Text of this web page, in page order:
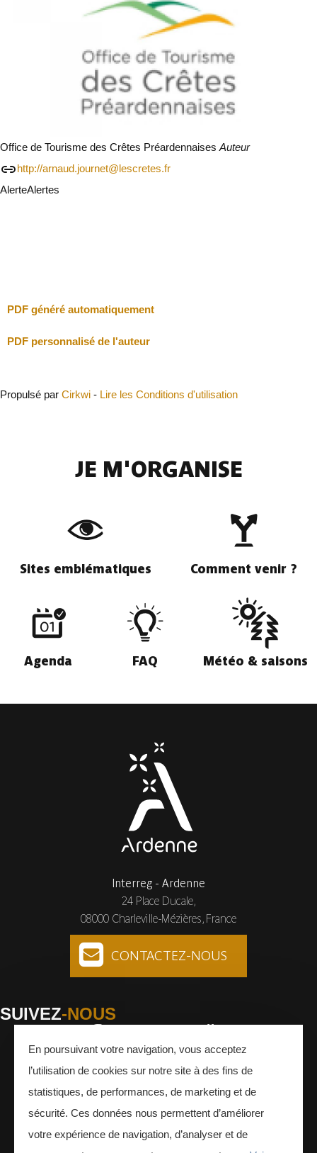
Office de Tourisme des Crêtes Préardennaises Auteur
http://arnaud.journet@lescretes.fr
AlerteAlertes
PDF généré automatiquement
PDF personnalisé de l'auteur
Propulsé par Cirkwi - Lire les Conditions d'utilisation
JE M'ORGANISE
Sites emblématiques Comment venir ?
Agenda FAQ Météo & saisons
Interreg - Ardenne
24 Place Ducale,
08000 Charleville-Mézières, France
CONTACTEZ-NOUS
SUIVEZ-NOUS
Facebook Instagram Youtube
En poursuivant votre navigation, vous acceptez
l’utilisation de cookies sur notre site à des fins de
statistiques, de performances, de marketing et de
sécurité. Ces données nous permettent d’améliorer
votre expérience de navigation, d’analyser et de